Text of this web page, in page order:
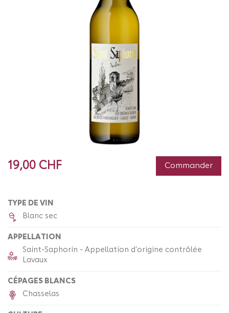
19,00 CHF Commander
TYPE DE VIN
Blanc sec
APPELLATION
Saint-Saphorin - Appellation d’origine contrôlée
Lavaux
CÉPAGES BLANCS
Chasselas